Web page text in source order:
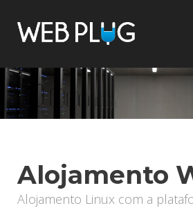
Alojamento
Alojamento Linux com a